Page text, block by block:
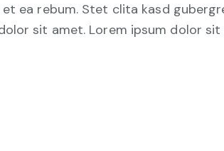
ea rebum. Stet clita kasd
sit amet. Lorem ipsum dolor